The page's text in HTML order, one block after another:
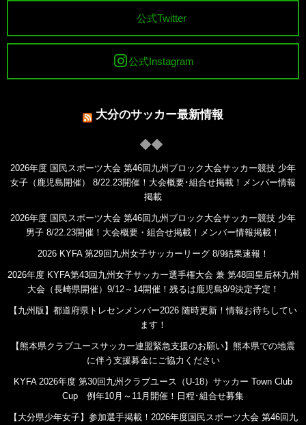
公式Twitter
公式Instagram
大分のサッカー最新情報
2026年度 国民スポーツ大会 第46回九州ブロック大会サッカー競技 少年
女子（鹿児島開催） 8/22.23開催！大会概要･組合せ掲載！メンバー情報
掲載
2026年度 国民スポーツ大会 第46回九州ブロック大会サッカー競技 少年
男子 8/22.23開催！大会概要・組合せ掲載！メンバー情報掲載！
2026 KYFA 第29回九州女子サッカーリーグ 8/9結果速報！
2026年度 KYFA第43回九州女子サッカー選手権大会 兼 第48回皇后杯九州
大会（長崎県開催）9/12～14開催！残るは鹿児島8/9決定予定！
【九州版】都道府県トレセンメンバー2026 随時更新！情報お待ちしてい
ます！
【熊本県クラブユースサッカー連盟緊急支援のお願い】熊本県での地震
に伴う支援募金にご協力ください
KYFA 2026年度 第30回九州クラブユース（U-18）サッカー Town Club
Cup 例年10月～11月開催！日程･組合せ募集
【大分県少年女子】参加選手掲載！2026年度国民スポーツ大会 第46回九